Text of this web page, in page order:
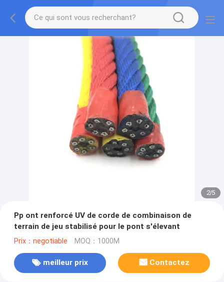
2/5
Pp ont renforcé UV de corde de combinaison de
terrain de jeu stabilisé pour le pont s'élevant
Prix：negotiable MOQ：1000M
meilleur prix Contactez